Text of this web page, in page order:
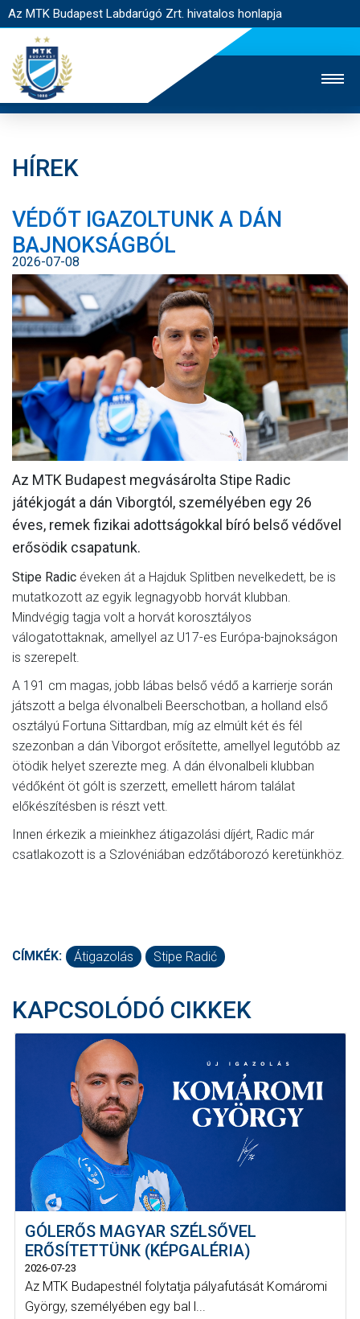
Az MTK Budapest Labdarúgó Zrt. hivatalos honlapja
JEGYÉRTÉKESÍTÉS
WEBSHOP
STADION
EGYESÜLET
NYITÓLAP
HÍREK
CSAPATOK
MÉRKŐZÉSEK
KLUB
GALÉRIA
SZURKOLÓI ÉLMÉNYEK
AKKREDITÁCIÓ
HÍREK
VÉDŐT IGAZOLTUNK A DÁN
BAJNOKSÁGBÓL
2026-07-08
Az MTK Budapest megvásárolta Stipe Radic
játékjogát a dán Viborgtól, személyében egy 26
éves, remek fizikai adottságokkal bíró belső védővel
erősödik csapatunk.
Stipe Radic éveken át a Hajduk Splitben nevelkedett, be is
mutatkozott az egyik legnagyobb horvát klubban.
Mindvégig tagja volt a horvát korosztályos
válogatottaknak, amellyel az U17-es Európa-bajnokságon
is szerepelt.
A 191 cm magas, jobb lábas belső védő a karrierje során
játszott a belga élvonalbeli Beerschotban, a holland első
osztályú Fortuna Sittardban, míg az elmúlt két és fél
szezonban a dán Viborgot erősítette, amellyel legutóbb az
ötödik helyet szerezte meg. A dán élvonalbeli klubban
védőként öt gólt is szerzett, emellett három találat
előkészítésben is részt vett.
Innen érkezik a mieinkhez átigazolási díjért, Radic már
csatlakozott is a Szlovéniában edzőtáborozó keretünkhöz.
CÍMKÉK: Átigazolás Stipe Radić
KAPCSOLÓDÓ CIKKEK
GÓLERŐS MAGYAR SZÉLSŐVEL
ERŐSÍTETTÜNK (KÉPGALÉRIA)
2026-07-23
Az MTK Budapestnél folytatja pályafutását Komáromi
György, személyében egy bal l...